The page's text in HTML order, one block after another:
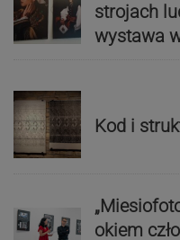
strojach
wystawa
Kod i
okiem